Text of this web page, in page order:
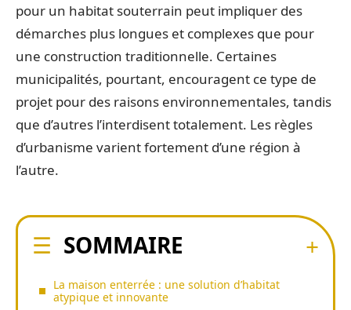
pour un habitat souterrain peut impliquer des
démarches plus longues et complexes que pour
une construction traditionnelle. Certaines
municipalités, pourtant, encouragent ce type de
projet pour des raisons environnementales, tandis
que d’autres l’interdisent totalement. Les règles
d’urbanisme varient fortement d’une région à
l’autre.
SOMMAIRE
La maison enterrée : une solution d’habitat
atypique et innovante